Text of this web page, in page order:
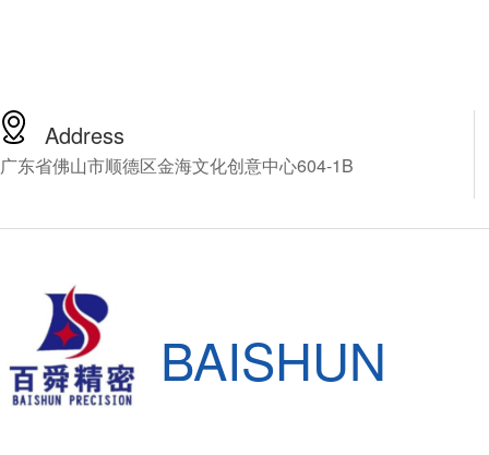
Address
广东省佛山市顺德区金海文化创意中心604-1B
BAISHUN